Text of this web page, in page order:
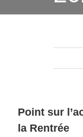
Point sur
la Rentrée